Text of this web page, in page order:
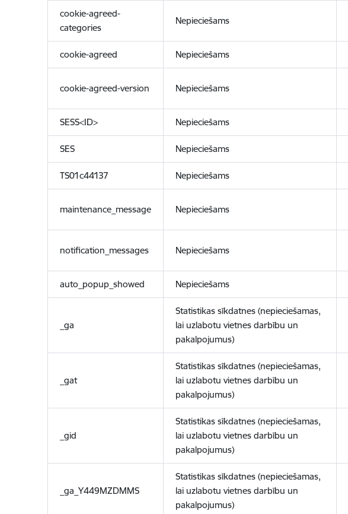
cookie-agreed-
categories
Nepieciešams
cookie-agreed Nepieciešams
cookie-agreed-version Nepieciešams
SESS<ID> Nepieciešams
SES Nepieciešams
TS01c44137 Nepieciešams
maintenance_message Nepieciešams
notification_messages Nepieciešams
auto_popup_showed Nepieciešams
_ga
Statistikas sīkdatnes (nepieciešamas,
lai uzlabotu vietnes darbību un
pakalpojumus)
_gat
Statistikas sīkdatnes (nepieciešamas,
lai uzlabotu vietnes darbību un
pakalpojumus)
_gid
Statistikas sīkdatnes (nepieciešamas,
lai uzlabotu vietnes darbību un
pakalpojumus)
_ga_Y449MZDMMS
Statistikas sīkdatnes (nepieciešamas,
lai uzlabotu vietnes darbību un
pakalpojumus)